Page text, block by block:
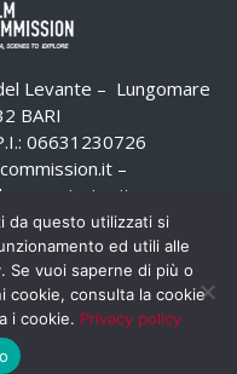
Levante – Lungomare
BARI
06631230726
–
da questo utilizzati si
ed utili alle
Se vuoi saperne di più o
cookie, consulta la cookie
i cookie. Privacy policy